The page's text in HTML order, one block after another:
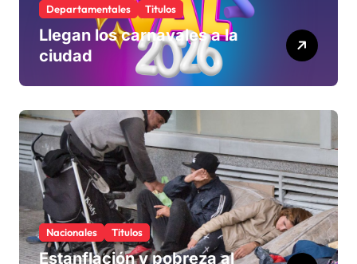
Departamentales Titulos
Llegan los carnavales a la
ciudad
Nacionales Titulos
Estanflación y pobreza al